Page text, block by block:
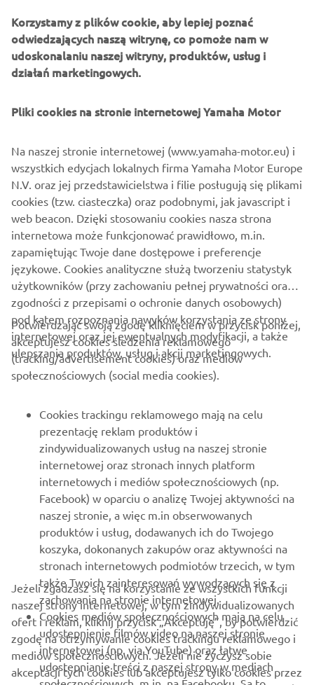
biuletynów, informacji na temat specjalnych promocji,
zaproszeń na wydarzenia (jazdy próbne i targi)
profiluMyYamaha
Kontynuując, potwierdzasz, że przeczytałeś politykę
prywatności.
WYŚLIJ FORMULARZ
O FIRMIE
WIĘCEJ YAMAHA
WSPARCIE
NEWSLETTER
Bądź na bieżąco z informacjami o najnowszych ofertach,
wydarzeniach specjalnych, nowościach i nie tylko
SUBSKRYBUJ
Korzystamy z plików cookie, aby lepiej poznać
odwiedzających naszą witrynę, co pomoże nam w
udoskonalaniu naszej witryny, produktów, usług i
działań marketingowych.
Pliki cookies na stronie internetowej Yamaha Motor
Na naszej stronie internetowej (www.yamaha-motor.eu) i
wszystkich edycjach lokalnych firma Yamaha Motor Europe
N.V. oraz jej przedstawicielstwa i filie posługują się plikami
cookies (tzw. ciasteczka) oraz podobnymi, jak javascript i
web beacon. Dzięki stosowaniu cookies nasza strona
internetowa może funkcjonować prawidłowo, m.in.
zapamiętując Twoje dane dostępowe i preferencje
językowe. Cookies analityczne służą tworzeniu statystyk
użytkowników (przy zachowaniu pełnej prywatności oraz
zgodności z przepisami o ochronie danych osobowych)
pod kątem rozpoznania nawyków korzystania ze strony
internetowej oraz jej ewentualnych modyfikacji, a także
ulepszania produktów, usług i akcji marketingowych.
Potwierdzając swoją zgodę kliknięciem w przycisk poniżej,
akceptujesz cookies śledzenia reklamowego
(tracking/advertisement cookies) oraz mediów
społecznościowych (social media cookies).
Cookies trackingu reklamowego mają na celu
prezentację reklam produktów i
zindywidualizowanych usług na naszej stronie
internetowej oraz stronach innych platform
internetowych i mediów społecznościowych (np.
Facebook) w oparciu o analizę Twojej aktywności na
naszej stronie, a więc m.in obserwowanych
produktów i usług, dodawanych ich do Twojego
koszyka, dokonanych zakupów oraz aktywności na
stronach internetowych podmiotów trzecich, w tym
także Twoich zainteresowań wywodzących się z
zachowania na stronie internetowej.
Cookies mediów społecznościowych mają na celu
udostepnienie filmów video na naszej stronie
internetowej (np. via YouTube) oraz łatwe
udostepnianie treści z naszej strony w mediach
Jeżeli zgadzasz się na korzystanie ze wszystkich funkcji
naszej strony internetowej, w tym zindywidualizowanych
ofert i reklam, kliknij przycisk „Akceptuję”, by potwierdzić
zgodę na otrzymywanie cookies trackingu reklamowego i
mediów społecznościowych. Jeżeli nie życzysz sobie
akceptacji tych cookies lub akceptujesz tylko cookies przez